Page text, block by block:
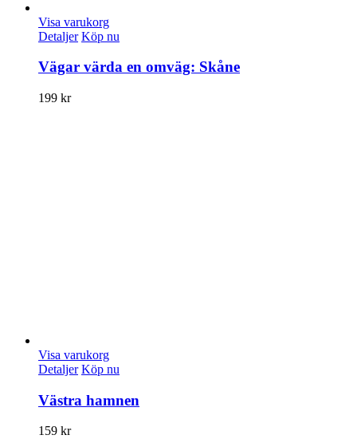
Visa varukorg
Detaljer Köp nu
Vägar värda en omväg: Skåne
199 kr
Visa varukorg
Detaljer Köp nu
Västra hamnen
159 kr